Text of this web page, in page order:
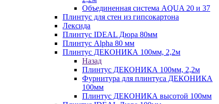
Объединенная система AQUA 20 и 37
Плинтус для стен из гипсокартона
Лексида
Плинтус IDEAL Дюра 80мм
Плинтус Alpha 80 мм
Плинтус ДЕКОНИКА 100мм, 2,2м
Назад
Плинтус ДЕКОНИКА 100мм, 2,2м
Фурнитура для плинтуса ДЕКОНИКА
100мм
Плинтус ДЕКОНИКА высотой 100мм